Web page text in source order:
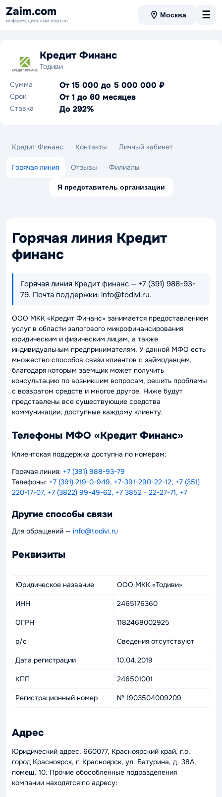
Zaim.com
информационный портал
Москва ☰
Кредит Финанс
Тодиви
Сумма
От 15 000 до 5 000 000 ₽
Срок От 1 до 60 месяцев
Ставка До 292%
Кредит Финанс Контакты Личный кабинет
Горячая линия Отзывы Филиалы
Я представитель организации
Горячая линия Кредит
финанс
Горячая линия Кредит финанс — +7 (391) 988-93-
79. Почта поддержки: info@todivi.ru.
ООО МКК «Кредит Финанс» занимается предоставлением
услуг в области залогового микрофинансирования
юридическим и физическим лицам, а также
индивидуальным предпринимателям. У данной МФО есть
множество способов связи клиентов с займодавцем,
благодаря которым заемщик может получить
консультацию по возникшим вопросам, решить проблемы
с возвратом средств и многое другое. Ниже будут
представлены все существующие средства
коммуникации, доступные каждому клиенту.
Телефоны МФО «Кредит Финанс»
Клиентская поддержка доступна по номерам:
Горячая линия: +7 (391) 988-93-79
Телефоны: +7 (391) 219-0-949, +7-391-290-22-12, +7 (351)
220-17-07, +7 (3822) 99-49-62, +7 3852 - 22-27-71, +7
Другие способы связи
Для обращений — info@todivi.ru
Реквизиты
Юридическое название ООО МКК «Тодиви»
ИНН 2465176360
ОГРН 1182468002925
р/с Сведения отсутствуют
Дата регистрации 10.04.2019
КПП 246501001
Регистрационный номер № 1903504009209
Адрес
Юридический адрес: 660077, Красноярский край, г.о.
город Красноярск, г. Красноярск, ул. Батурина, д. 38А,
помещ. 10. Прочие обособленные подразделения
компании находятся по адресу: